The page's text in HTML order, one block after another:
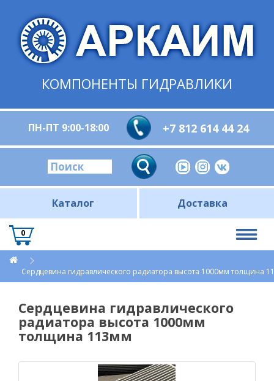
КОМПОНЕНТЫ ГИДРАВЛИКИ
ПН-ПТ 9:00-18:00 +7 812 614 44 24
Каталог Доставка
0
Сердцевина гидравлического радиатора высота 1000мм толщина
Сердцевина гидравлического
радиатора высота 1000мм
толщина 113мм